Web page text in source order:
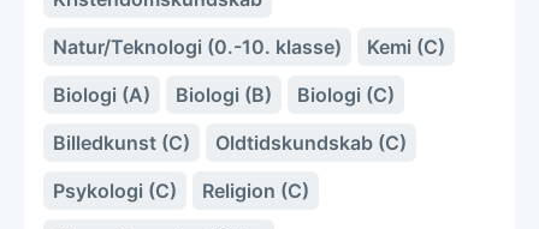
Natur/Teknologi (0.-10. klasse)
Kemi (C)
Biologi (A)
Biologi (B)
Biologi (C)
Billedkunst (C)
Oldtidskundskab (C)
Psykologi (C)
Religion (C)